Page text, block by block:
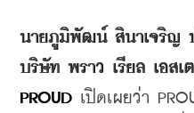
นายภูมิพัฒน์ สินาเจริญ ป
PROUD เปิดเผยว่า